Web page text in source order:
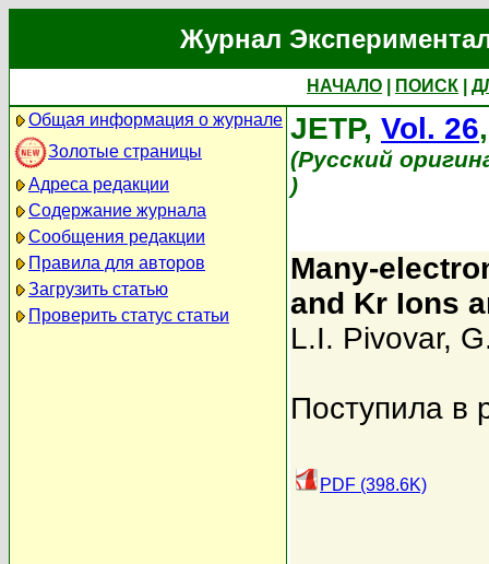
Журнал
НАЧАЛО ПОИСК
Общая информация о журнале
Золотые страницы
Адреса редакции
Содержание журнала
Сообщения редакции
Правила для авторов
Загрузить статью
Проверить статус статьи
JETP, Vol. 26
(Русский
)
Many-
and Kr Ions
L.I. Pivovar,
Поступила в
PDF (398.6K)